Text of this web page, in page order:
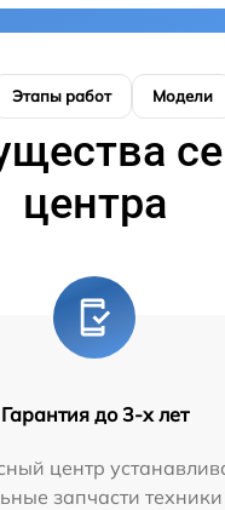
Этапы работ Модели
центра
Гарантия до 3-х лет
центр
запчасти